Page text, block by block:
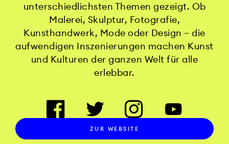
unterschiedlichsten Themen gezeigt. Ob
Malerei, Skulptur, Fotografie,
Kunsthandwerk, Mode oder Design – die
aufwendigen Inszenierungen machen Kunst
und Kulturen der ganzen Welt für alle
erlebbar.
ZUR WEBSITE